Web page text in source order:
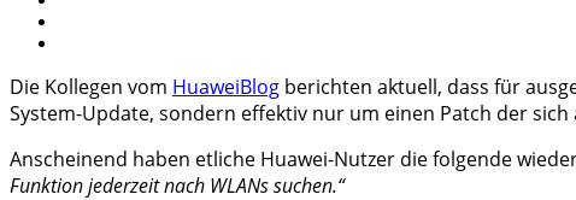
Die Kollegen vom HuaweiBlog berichten aktuell, dass für
System-Update, sondern effektiv nur um einen Patch der
Anscheinend haben etliche Huawei-Nutzer die folgende
Funktion jederzeit nach WLANs suchen.“